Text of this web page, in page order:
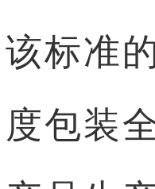
该标准
度包装